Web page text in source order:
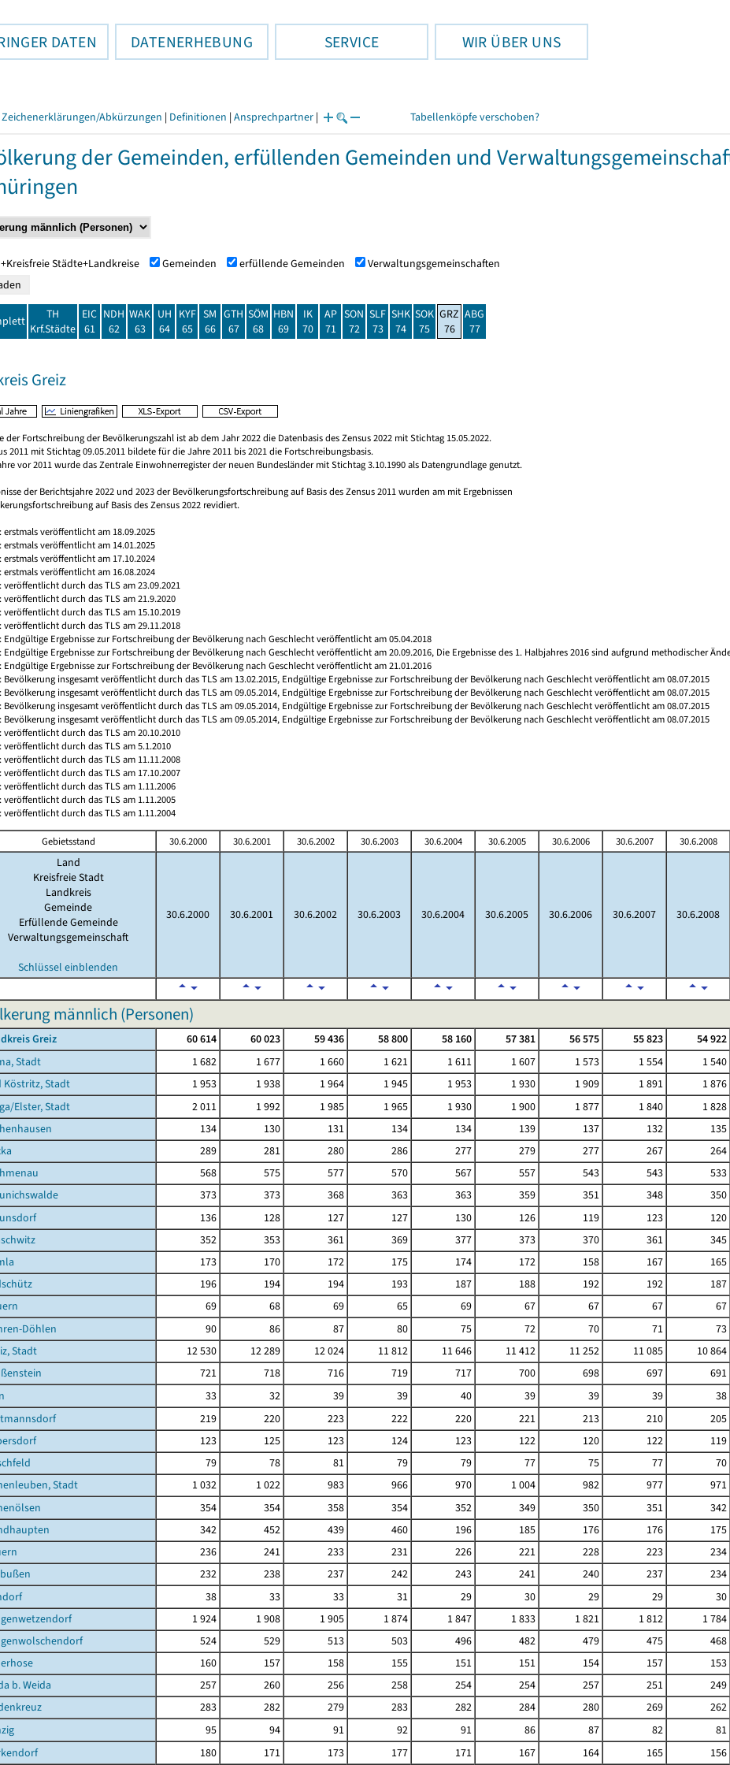
DATEN DATENERHEBUNG SERVICE WIR ÜBER UNS
Zeichenerklärungen/Abkürzungen | Definitionen | Ansprechpartner | Tabellenköpfe verschoben?
der Gemeinden, erfüllenden Gemeinden und
Städte+Landkreise Gemeinden erfüllende Gemeinden Verwaltungsgemeinschaften
TH
Krf.Städte
EIC
61
NDH
62
WAK
63
UH
64
KYF
65
SM
66
GTH
67
SÖM
68
HBN
69
IK
70
AP
71
SON
72
SLF
73
SHK
74
SOK
75
GRZ
76
ABG
77
Greiz
der Fortschreibung der Bevölkerungszahl ist ab dem Jahr 2022 die Datenbasis des Zensus 2022 mit Stichtag 15.05.2022.
2011 mit Stichtag 09.05.2011 bildete für die Jahre 2011 bis 2021 die Fortschreibungsbasis.
vor 2011 wurde das Zentrale Einwohnerregister der neuen Bundesländer mit Stichtag 3.10.1990 als Datengrundlage genutzt.
der Berichtsjahre 2022 und 2023 der Bevölkerungsfortschreibung auf Basis des Zensus 2011 wurden am mit Ergebnissen
auf Basis des Zensus 2022 revidiert.
erstmals veröffentlicht am 18.09.2025
erstmals veröffentlicht am 14.01.2025
erstmals veröffentlicht am 17.10.2024
erstmals veröffentlicht am 16.08.2024
veröffentlicht durch das TLS am 23.09.2021
veröffentlicht durch das TLS am 21.9.2020
veröffentlicht durch das TLS am 15.10.2019
veröffentlicht durch das TLS am 29.11.2018
Endgültige Ergebnisse zur Fortschreibung der Bevölkerung nach Geschlecht veröffentlicht am 05.04.2018
Endgültige Ergebnisse zur Fortschreibung der Bevölkerung nach Geschlecht veröffentlicht am 20.09.2016, Die Ergebnisse des 1. Halbjahres 2016 sind aufgrund methodischer
Endgültige Ergebnisse zur Fortschreibung der Bevölkerung nach Geschlecht veröffentlicht am 21.01.2016
Bevölkerung insgesamt veröffentlicht durch das TLS am 13.02.2015, Endgültige Ergebnisse zur Fortschreibung der Bevölkerung nach Geschlecht veröffentlicht am 08.07.2015
Bevölkerung insgesamt veröffentlicht durch das TLS am 09.05.2014, Endgültige Ergebnisse zur Fortschreibung der Bevölkerung nach Geschlecht veröffentlicht am 08.07.2015
Bevölkerung insgesamt veröffentlicht durch das TLS am 09.05.2014, Endgültige Ergebnisse zur Fortschreibung der Bevölkerung nach Geschlecht veröffentlicht am 08.07.2015
Bevölkerung insgesamt veröffentlicht durch das TLS am 09.05.2014, Endgültige Ergebnisse zur Fortschreibung der Bevölkerung nach Geschlecht veröffentlicht am 08.07.2015
veröffentlicht durch das TLS am 20.10.2010
veröffentlicht durch das TLS am 5.1.2010
veröffentlicht durch das TLS am 11.11.2008
veröffentlicht durch das TLS am 17.10.2007
veröffentlicht durch das TLS am 1.11.2006
veröffentlicht durch das TLS am 1.11.2005
veröffentlicht durch das TLS am 1.11.2004
Gebietsstand 30.6.2000 30.6.2001 30.6.2002 30.6.2003 30.6.2004 30.6.2005 30.6.2006 30.6.2007 30.6.2008
Land
Kreisfreie Stadt
Landkreis
Gemeinde
Erfüllende Gemeinde
Verwaltungsgemeinschaft
Schlüssel einblenden
30.6.2000 30.6.2001 30.6.2002 30.6.2003 30.6.2004 30.6.2005 30.6.2006 30.6.2007 30.6.2008
männlich (Personen)
Greiz 60 614 60 023 59 436 58 800 58 160 57 381 56 575 55 823
54 922
Stadt
1 682 1 677 1 660 1 621 1 611 1 607 1 573 1 554
1 540
Köstritz, Stadt
1 953 1 938 1 964 1 945 1 953 1 930 1 909 1 891
1 876
Elster, Stadt
2 011 1 992 1 985 1 965 1 930 1 900 1 877 1 840
1 828
134 130 131 134 134 139 137 132
135
289 281 280 286 277 279 277 267
264
568 575 577 570 567 557 543 543
533
373 373 368 363 363 359 351 348
350
136 128 127 127 130 126 119 123
120
352 353 361 369 377 373 370 361
345
173 170 172 175 174 172 158 167
165
196 194 194 193 187 188 192 192
187
69 68 69 65 69 67 67 67
67
Döhlen
90 86 87 80 75 72 70 71
73
Stadt
12 530 12 289 12 024 11 812 11 646 11 412 11 252 11 085
10 864
721 718 716 719 717 700 698 697
691
33 32 39 39 40 39 39 39
38
219 220 223 222 220 221 213 210
205
123 125 123 124 123 122 120 122
119
79 78 81 79 79 77 75 77
70
Stadt
1 032 1 022 983 966 970 1 004 982 977
971
354 354 358 354 352 349 350 351
342
342 452 439 460 196 185 176 176
175
236 241 233 231 226 221 228 223
234
232 238 237 242 243 241 240 237
234
38 33 33 31 29 30 29 29
30
1 924 1 908 1 905 1 874 1 847 1 833 1 821 1 812
1 784
524 529 513 503 496 482 479 475
468
160 157 158 155 151 151 154 157
153
b. Weida
257 260 256 258 254 254 257 251
249
283 282 279 283 282 284 280 269
262
95 94 91 92 91 86 87 82
81
180 171 173 177 171 167 164 165 156